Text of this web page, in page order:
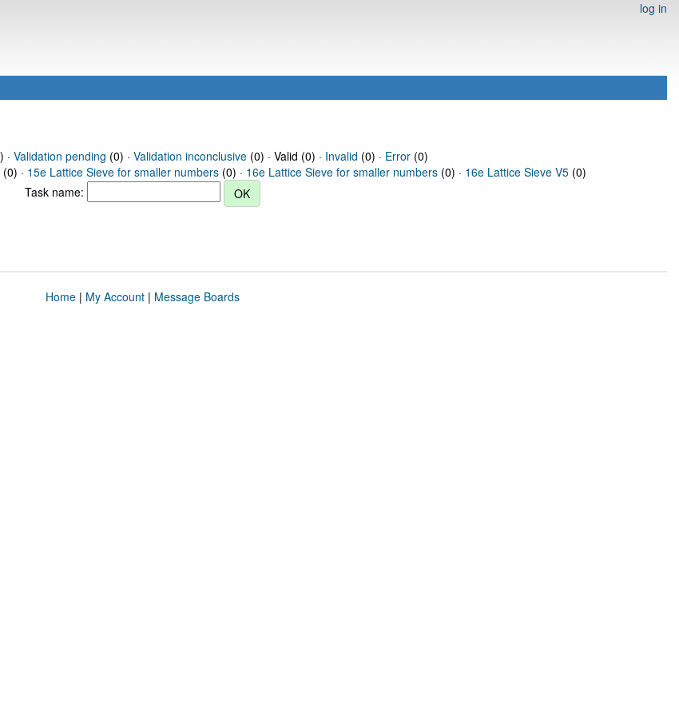
log in
· Validation pending (0) · Validation inconclusive(0) · Valid (0) · Invalid (0) · Error(0)
(0) · 15e Lattice Sieve for smaller numbers (0) · 16e Lattice Sieve for smaller numbers (0) · 16e Lattice Sieve V5 (0)
Task name:
Home| My Account| Message Boards